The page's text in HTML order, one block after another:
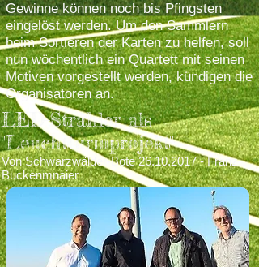
Gewinne können noch bis Pfingsten
eingelöst werden. Um den Sammlern
beim Sortieren der Karten zu helfen, soll
nun wöchentlich ein Quartett mit seinen
Motiven vorgestellt werden, kündigen die
Organisatoren an.
LED-Strahler als
"Leuchtturmprojekt"
Von Schwarzwälder-Bote26.10.2017- Franz
Buckenmnaier